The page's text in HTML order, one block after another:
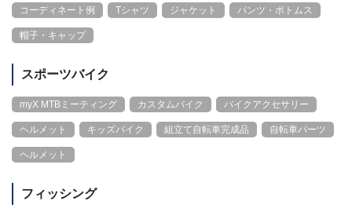
コーディネート例 Tシャツ ジャケット パンツ・ボトムス
帽子・キャップ
スポーツバイク
myX MTBミーティング カスタムバイク バイクアクセサリー
ヘルメット キッズバイク 組立て自転車完成品 自転車パーツ
ヘルメット
フィッシング